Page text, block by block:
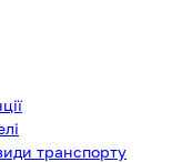
транспорту